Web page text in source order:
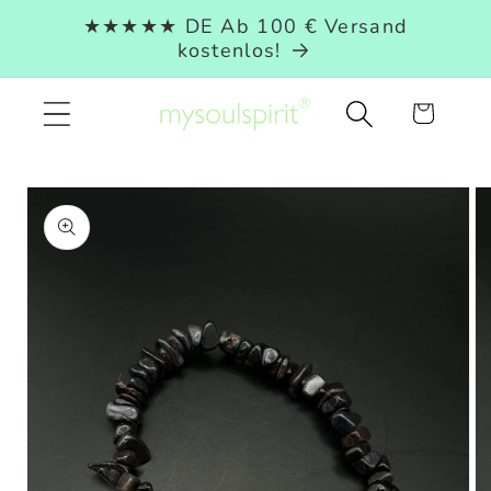
zum★★★★★ DE Ab 100 € Versand
kostenlos!
Warenkorb